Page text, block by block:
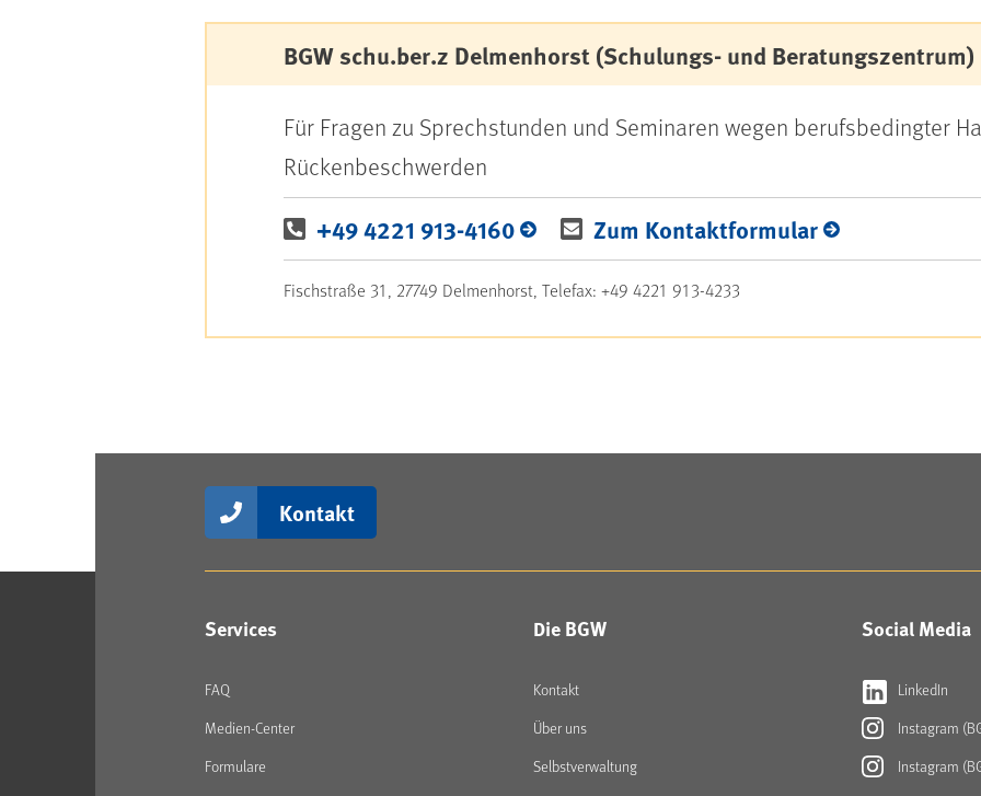
BGW schu.ber.z Delmenhorst (Schulungs- und Beratungszentrum)
Für Fragen zu Sprechstunden und Seminaren wegen berufsbedingter
Rückenbeschwerden
+49 4221 913-4160 Zum Kontaktformular
Fischstraße 31, 27749 Delmenhorst, Telefax: +49 4221 913-4233
Kontakt
Services
FAQ
Medien-Center
Formulare
Die BGW
Kontakt
Über uns
Selbstverwaltung
Social Media
LinkedIn
Instagram
Instagram